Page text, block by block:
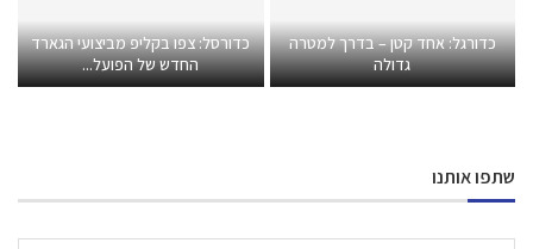
כדורגל: אחד קטן – בדרך למטרה
גדולה
כדורסל: צפו בקליפ מביצועי הגארד
החדש של הפועל...
שתפו אותנו